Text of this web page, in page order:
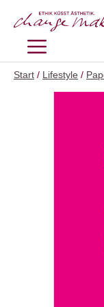
Inhalt
MENÜ
Start / Lifestyle /